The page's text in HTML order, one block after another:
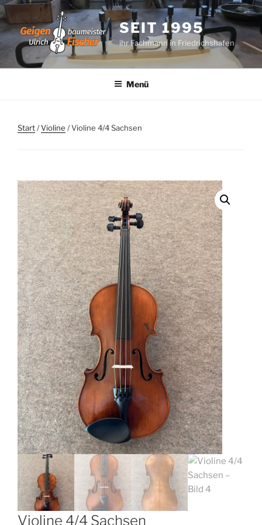
Zum
Inhalt
springen
SEIT 1995
ihr Fachmann in Friedrichshafen
Menü
Start/Violine / Violine 4/4 Sachsen
Violine 4/4 Sachsen